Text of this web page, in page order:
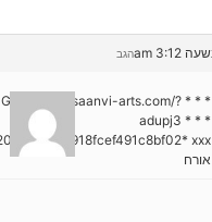
הגב
Gift: https://saanvi-arts.com/?
adupj3 * * *
ххх*
אורח